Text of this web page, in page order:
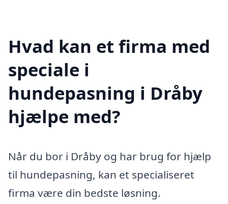
Hvad kan et firma med
speciale i
hundepasning i Dråby
hjælpe med?
Når du bor i Dråby og har brug for hjælp
til hundepasning, kan et specialiseret
firma være din bedste løsning.